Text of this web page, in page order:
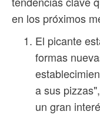
en los próximos
El picante
formas
a sus
un gran